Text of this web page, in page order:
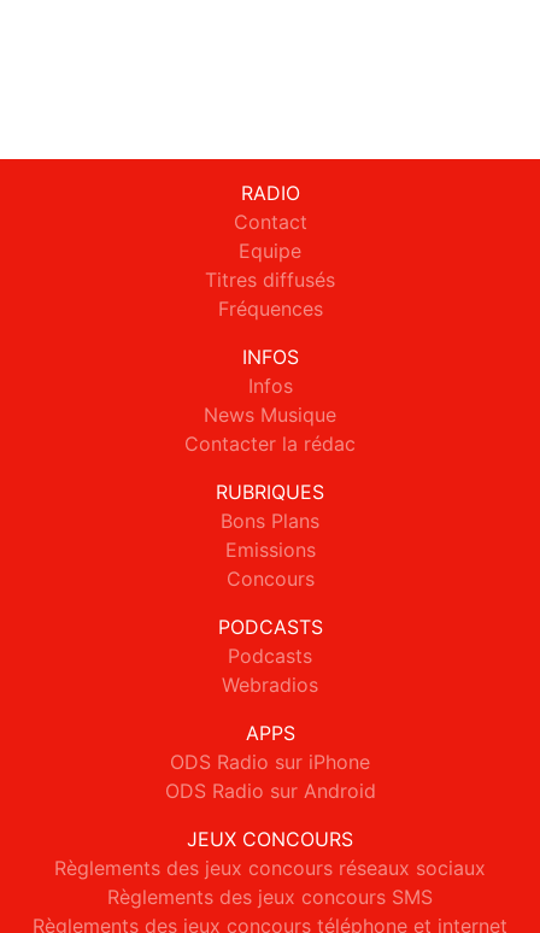
RADIO
Contact
Equipe
Titres diffusés
Fréquences
INFOS
Infos
News Musique
Contacter la rédac
RUBRIQUES
Bons Plans
Emissions
Concours
PODCASTS
Podcasts
Webradios
APPS
ODS Radio sur iPhone
ODS Radio sur Android
JEUX CONCOURS
Règlements des jeux concours réseaux sociaux
Règlements des jeux concours SMS
Règlements des jeux concours téléphone et internet